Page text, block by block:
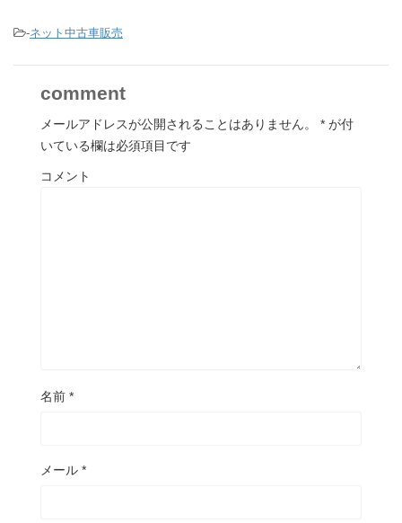
-ネット中古車販売
comment
メールアドレスが公開されることはありません。 * が付
いている欄は必須項目です
コメント
名前 *
メール *